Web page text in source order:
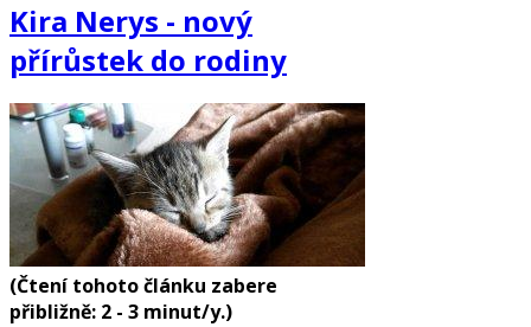
Kira Nerys - nový
přírůstek do rodiny
(Čtení tohoto článku zabere
přibližně: 2 - 3 minut/y.)